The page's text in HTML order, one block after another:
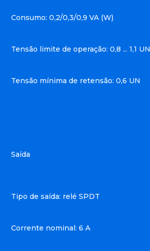
Consumo: 0,2/0,3/0,9 VA (W)
Tensão limite de operação: 0,8 ... 1,1 UN
Tensão mínima de retensão: 0,6 UN
Saída
Tipo de saída: relé SPDT
Corrente nominal: 6 A